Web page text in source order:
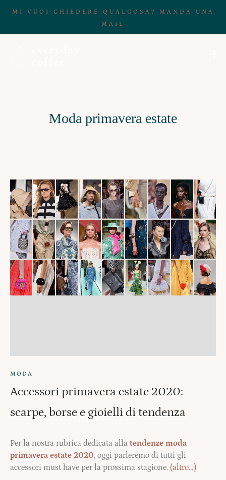
MI VUOI CHIEDERE QUALCOSA? MANDA UNA
MAIL
Moda primavera estate
MODA
Accessori primavera estate 2020:
scarpe, borse e gioielli di tendenza
Per la nostra rubrica dedicata alla tendenze moda
primavera estate 2020, oggi parleremo di tutti gli
accessori must have per la prossima stagione. (altro…)